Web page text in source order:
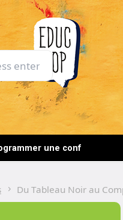
Search
for:
une conf
Du Tableau Noir au